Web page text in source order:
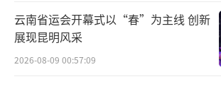
云南省运会开幕式以“春”为主线 创新
展现昆明风采
2026-08-09 00:57:09